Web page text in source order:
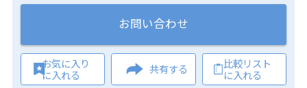
お問い合わせ
お気に入り
に入れる
共有する
比較リスト
に入れる